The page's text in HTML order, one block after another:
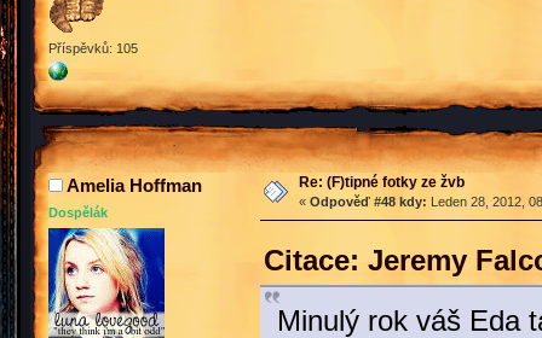
Příspěvků: 105
Amelia Hoffman
Dospělák
Re: (F)tipné fotky ze žvb
« Odpověď #48 kdy: Leden 28, 2012,
Citace: Jeremy
Minulý rok váš Eda